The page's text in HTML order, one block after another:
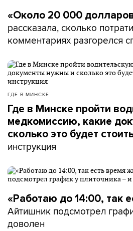
«Около 20 000
рассказала, сколько
комментариях разгорелся
ГДЕ В МИНСКЕ
Где в Минске пройти
медкомиссию, какие
сколько это будет
инструкция
«Работаю до 14:00, так
Айтишник подсмотрел
доволен